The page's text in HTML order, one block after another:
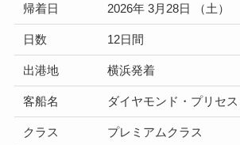
帰着日 2026年 3月28日 （土）
日数 12日間
出港地 横浜発着
客船名 ダイヤモンド・プリセス
クラス プレミアムクラス